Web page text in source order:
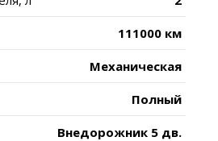
111000 км
Механическая
Полный
Внедорожник 5 дв.